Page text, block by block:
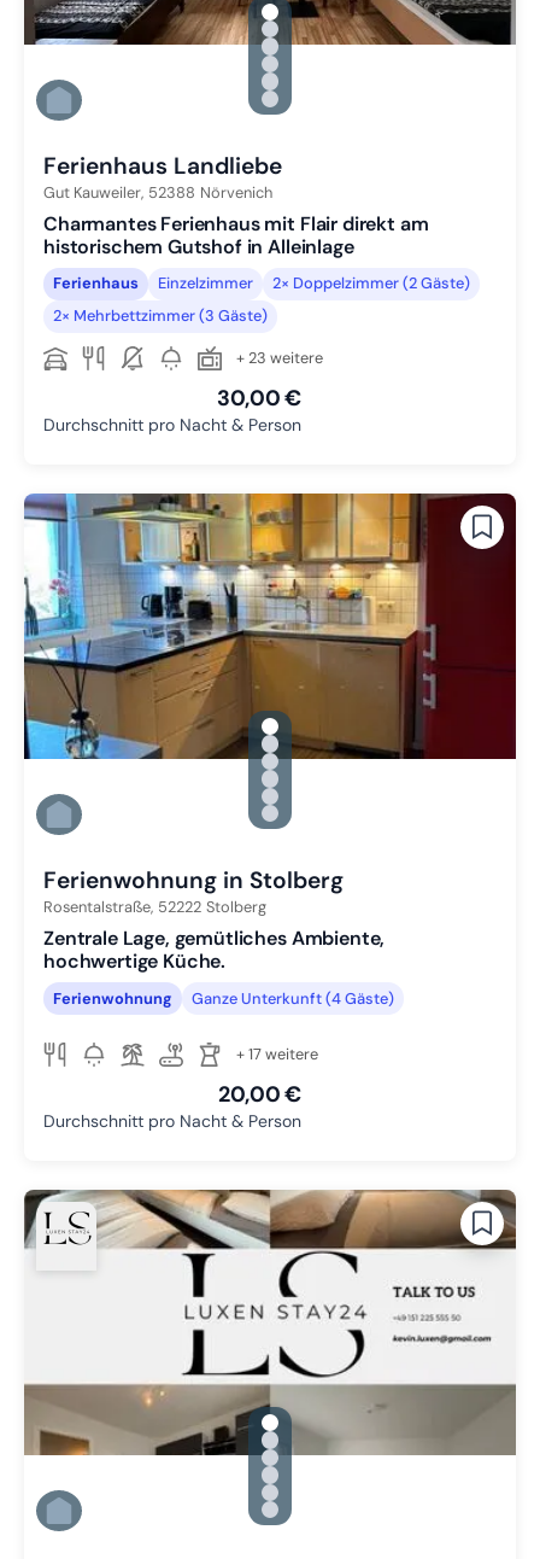
gallery.slide_selector
Zu Slide 1 wechseln
Zu Slide 2 wechseln
Zu Slide 3 wechseln
Zu Slide 4 wechseln
Zu Slide 5 wechseln
Zu Slide 6 wechseln
Ferienhaus Landliebe
Gut Kauweiler, 52388 Nörvenich
Charmantes Ferienhaus mit Flair direkt am
historischem Gutshof in Alleinlage
Ferienhaus Einzelzimmer
2× Doppelzimmer (2 Gäste)
2× Mehrbettzimmer (3 Gäste)
+ 23 weitere
30,00 €
Durchschnitt pro Nacht & Person
gallery.slide_selector
Zu Slide 1 wechseln
Zu Slide 2 wechseln
Zu Slide 3 wechseln
Zu Slide 4 wechseln
Zu Slide 5 wechseln
Zu Slide 6 wechseln
Ferienwohnung in Stolberg
Rosentalstraße, 52222 Stolberg
Zentrale Lage, gemütliches Ambiente,
hochwertige Küche.
Ferienwohnung Ganze Unterkunft (4 Gäste)
+ 17 weitere
20,00 €
Durchschnitt pro Nacht & Person
gallery.slide_selector
Zu Slide 1 wechseln
Zu Slide 2 wechseln
Zu Slide 3 wechseln
Zu Slide 4 wechseln
Zu Slide 5 wechseln
Zu Slide 6 wechseln